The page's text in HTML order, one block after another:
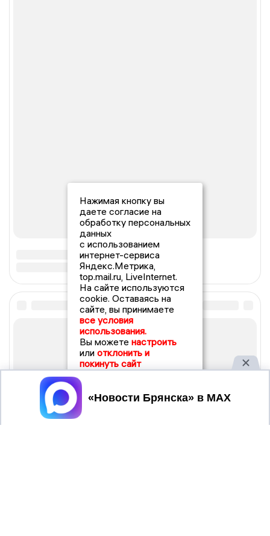
Нажимая кнопку вы
даете согласие на
обработку персональных
данных
с использованием
интернет-сервиса
Яндекс.Метрика,
top.mail.ru, LiveInternet.
На сайте используются
cookie. Оставаясь на
сайте, вы принимаете
все условия
использования.
Вы можете настроить
или отклонить и
покинуть сайт
Принять